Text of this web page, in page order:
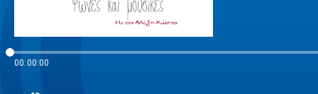
00:00:00